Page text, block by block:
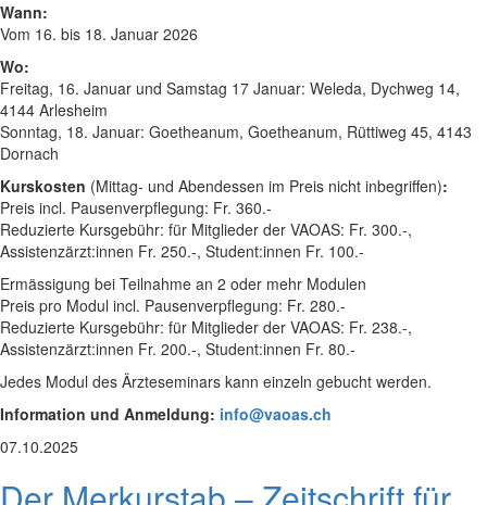
Wann:
Vom 16. bis 18. Januar 2026
Wo:
Freitag, 16. Januar und Samstag 17 Januar: Weleda, Dychweg 14,
4144 Arlesheim
Sonntag, 18. Januar: Goetheanum, Goetheanum, Rüttiweg 45, 4143
Dornach
Kurskosten (Mittag- und Abendessen im Preis nicht inbegriffen):
Preis incl. Pausenverpflegung: Fr. 360.-
Reduzierte Kursgebühr: für Mitglieder der VAOAS: Fr. 300.-,
Assistenzärzt:innen Fr. 250.-, Student:innen Fr. 100.-
Ermässigung bei Teilnahme an 2 oder mehr Modulen
Preis pro Modul incl. Pausenverpflegung: Fr. 280.-
Reduzierte Kursgebühr: für Mitglieder der VAOAS: Fr. 238.-,
Assistenzärzt:innen Fr. 200.-, Student:innen Fr. 80.-
Jedes Modul des Ärzteseminars kann einzeln gebucht werden.
Information und Anmeldung: info@vaoas.ch
07.10.2025